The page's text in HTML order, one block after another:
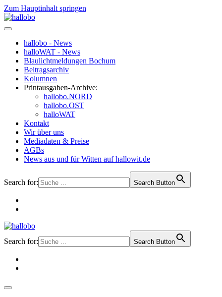
Zum Hauptinhalt springen
hallobo - News
halloWAT - News
Blaulichtmeldungen Bochum
Beitragsarchiv
Kolumnen
Printausgaben-Archive:
hallobo.NORD
hallobo.OST
halloWAT
Kontakt
Wir über uns
Mediadaten & Preise
AGBs
News aus und für Witten auf hallowit.de
Search for: Search Button
Search for: Search Button